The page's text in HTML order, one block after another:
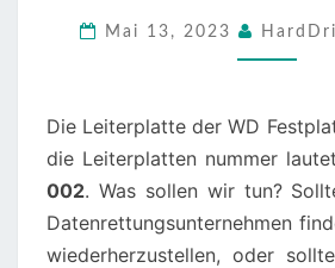
Mai 13, 2023
Die Leiterplatte der WD
die Leiterplatten nummer lautet
002. Was sollen wir tun?
Datenrettungsunternehmen
wiederherzustellen, oder